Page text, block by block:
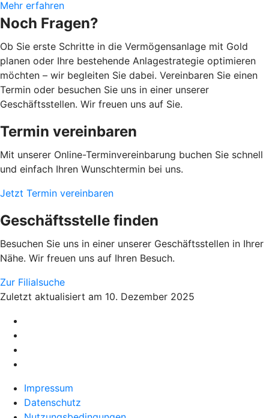
Mehr erfahren
Noch Fragen?
Ob Sie erste Schritte in die Vermögensanlage mit Gold
planen oder Ihre bestehende Anlagestrategie optimieren
möchten – wir begleiten Sie dabei. Vereinbaren Sie einen
Termin oder besuchen Sie uns in einer unserer
Geschäftsstellen. Wir freuen uns auf Sie.
Termin vereinbaren
Mit unserer Online-Terminvereinbarung buchen Sie schnell
und einfach Ihren Wunschtermin bei uns.
Jetzt Termin vereinbaren
Geschäftsstelle finden
Besuchen Sie uns in einer unserer Geschäftsstellen in Ihrer
Nähe. Wir freuen uns auf Ihren Besuch.
Zur Filialsuche
Zuletzt aktualisiert am 10. Dezember 2025
Impressum
Datenschutz